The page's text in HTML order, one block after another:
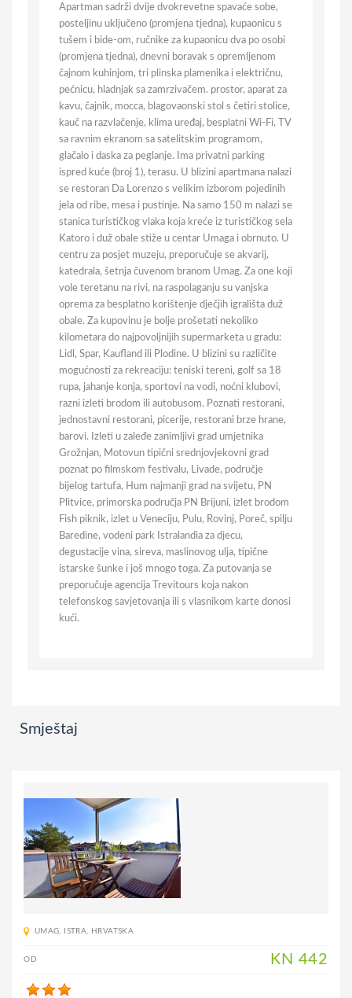
Apartman sadrži dvije dvokrevetne spavaće sobe,
posteljinu uključeno (promjena tjedna), kupaonicu s
tušem i bide-om, ručnike za kupaonicu dva po osobi
(promjena tjedna), dnevni boravak s opremljenom
čajnom kuhinjom, tri plinska plamenika i električnu,
pećnicu, hladnjak sa zamrzivačem. prostor, aparat za
kavu, čajnik, mocca, blagovaonski stol s četiri stolice,
kauč na razvlačenje, klima uređaj, besplatni Wi-Fi, TV
sa ravnim ekranom sa satelitskim programom,
glačalo i daska za peglanje. Ima privatni parking
ispred kuće (broj 1), terasu. U blizini apartmana nalazi
se restoran Da Lorenzo s velikim izborom pojedinih
jela od ribe, mesa i pustinje. Na samo 150 m nalazi se
stanica turističkog vlaka koja kreće iz turističkog sela
Katoro i duž obale stiže u centar Umaga i obrnuto. U
centru za posjet muzeju, preporučuje se akvarij,
katedrala, šetnja čuvenom branom Umag. Za one koji
vole teretanu na rivi, na raspolaganju su vanjska
oprema za besplatno korištenje dječjih igrališta duž
obale. Za kupovinu je bolje prošetati nekoliko
kilometara do najpovoljnijih supermarketa u gradu:
Lidl, Spar, Kaufland ili Plodine. U blizini su različite
mogućnosti za rekreaciju: teniski tereni, golf sa 18
rupa, jahanje konja, sportovi na vodi, noćni klubovi,
razni izleti brodom ili autobusom. Poznati restorani,
jednostavni restorani, picerije, restorani brze hrane,
barovi. Izleti u zaleđe zanimljivi grad umjetnika
Grožnjan, Motovun tipični srednjovjekovni grad
poznat po filmskom festivalu, Livade, područje
bijelog tartufa, Hum najmanji grad na svijetu, PN
Plitvice, primorska područja PN Brijuni, izlet brodom
Fish piknik, izlet u Veneciju, Pulu, Rovinj, Poreč, spilju
Baredine, vodeni park Istralandia za djecu,
degustacije vina, sireva, maslinovog ulja, tipične
istarske šunke i još mnogo toga. Za putovanja se
preporučuje agencija Trevitours koja nakon
telefonskog savjetovanja ili s vlasnikom karte donosi
kući.
Smještaj
UMAG, ISTRA, HRVATSKA
OD KN 442